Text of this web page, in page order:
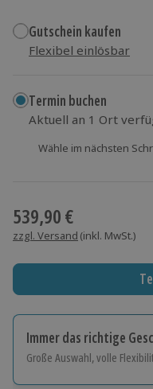
Gutschein kaufen
Flexibel einlösbar
1x (2 Personen)
Termin buchen
Aktuell an 1 Ort
Wähle im nächsten
539,90 €
zzgl. Versand (inkl. MwSt.)
Immer das richtige
Große Auswahl, volle